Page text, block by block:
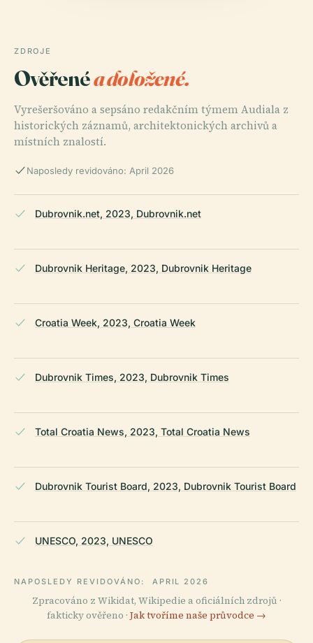
ZDROJE
Ověřenéa doložené.
Vyrešeršováno a sepsáno redakčním týmem Audiala z
historických záznamů, architektonických archivů a
místních znalostí.
Naposledy revidováno: April 2026
Dubrovnik.net, 2023, Dubrovnik.net
Dubrovnik Heritage, 2023, Dubrovnik Heritage
Croatia Week, 2023, Croatia Week
Dubrovnik Times, 2023, Dubrovnik Times
Total Croatia News, 2023, Total Croatia News
Dubrovnik Tourist Board, 2023, Dubrovnik Tourist Board
UNESCO, 2023, UNESCO
NAPOSLEDY REVIDOVÁNO: APRIL 2026
Zpracováno z Wikidat, Wikipedie a oficiálních zdrojů ·
fakticky ověřeno · Jak tvoříme naše průvodce →